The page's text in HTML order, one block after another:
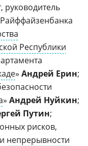
руководитель
Республики
» Андрей Ерин;
» Андрей Нуйкин;
Путин;
рисков,
и непрерывности